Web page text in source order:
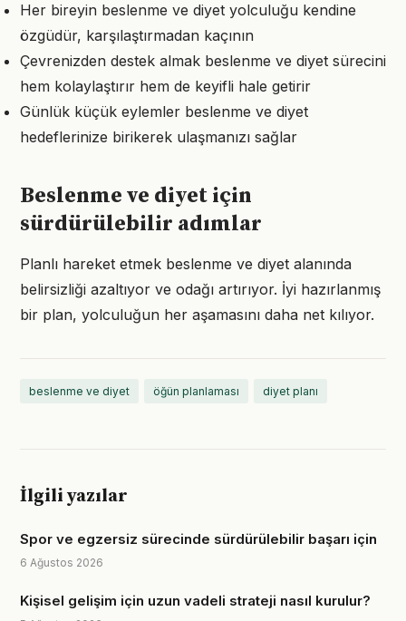
Her bireyin beslenme ve diyet yolculuğu kendine
özgüdür, karşılaştırmadan kaçının
Çevrenizden destek almak beslenme ve diyet sürecini
hem kolaylaştırır hem de keyifli hale getirir
Günlük küçük eylemler beslenme ve diyet
hedeflerinize birikerek ulaşmanızı sağlar
Beslenme ve diyet için
sürdürülebilir adımlar
Planlı hareket etmek beslenme ve diyet alanında
belirsizliği azaltıyor ve odağı artırıyor. İyi hazırlanmış
bir plan, yolculuğun her aşamasını daha net kılıyor.
beslenme ve diyet öğün planlaması diyet planı
İlgili yazılar
Spor ve egzersiz sürecinde sürdürülebilir başarı için
6 Ağustos 2026
Kişisel gelişim için uzun vadeli strateji nasıl kurulur?